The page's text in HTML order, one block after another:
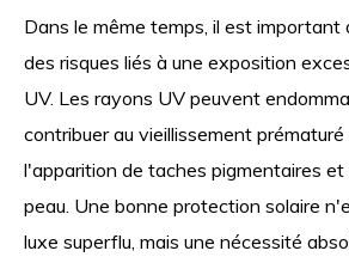
Dans le même temps, il est
des risques liés à une exposition
UV. Les rayons UV peuvent
contribuer au vieillissement prématuré
l'apparition de taches pigmentaires et
peau. Une bonne protection solaire
luxe superflu, mais une nécessité